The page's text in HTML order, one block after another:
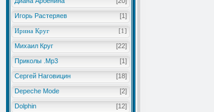
Игорь Растеряев [1]
Ирина Круг [1]
Михаил Круг [22]
Приколы .Mp3 [1]
Сергей Наговицин [18]
Depeche Mode [2]
Dolphin [12]